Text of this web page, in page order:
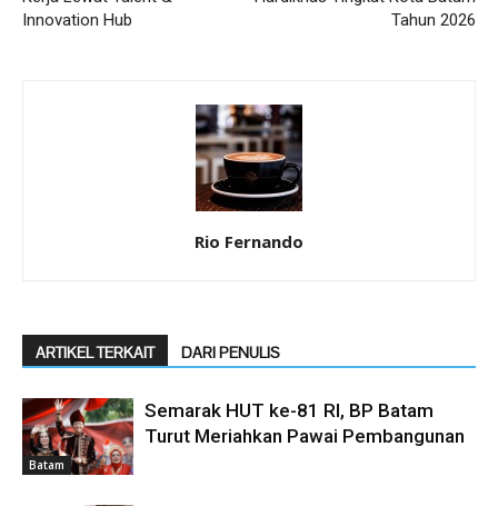
Innovation Hub
Tahun 2026
Rio Fernando
ARTIKEL TERKAIT DARI PENULIS
Batam
Semarak HUT ke-81 RI, BP Batam
Turut Meriahkan Pawai Pembangunan